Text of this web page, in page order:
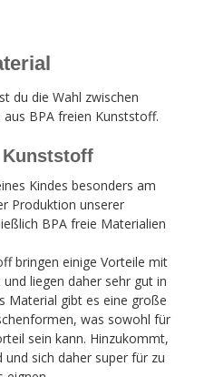
du die Wahl zwischen
aus BPA freien Kunststoff.
Kunststoff
Kindes besonders am
Produktion unserer
BPA freie Materialien
bringen einige Vorteile mit
liegen daher sehr gut in
Material gibt es eine große
was sowohl für
sein kann. Hinzukommt,
sich daher super für zu